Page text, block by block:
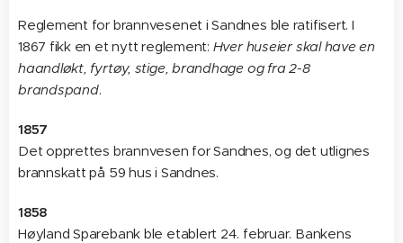
Reglement for brannvesenet i Sandnes ble ratifisert. I
1867 fikk en et nytt reglement: Hver huseier skal have en
haandløkt, fyrtøy, stige, brandhage og fra 2-8
brandspand.
1857
Det opprettes brannvesen for Sandnes, og det utlignes
brannskatt på 59 hus i Sandnes.
1858
Høyland Sparebank ble etablert 24. februar. Bankens